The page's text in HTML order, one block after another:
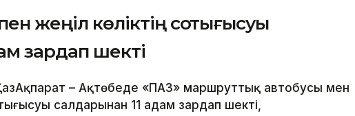
жеңіл көліктің соқтығысуы
зардап шекті
– Ақтөбеде «ПАЗ» маршруттық автобусы мен
салдарынан 11 адам зардап шекті,